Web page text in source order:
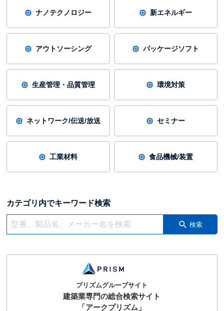
ナノテクノロジー 新エネルギー
アウトソーシング パッケージソフト
生産管理・品質管理 環境対策
ネットワーク/伝送/放送 セミナー
工業材料 食品機械/装置
カテゴリ内でキーワード検索
検索
プリズムグループサイト
建築業専門の総合検索サイト
「アークプリズム」